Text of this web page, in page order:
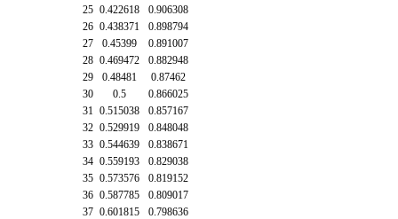
25 0.422618
0.906308
26 0.438371
0.898794
27
0.45399
0.891007
28 0.469472
0.882948
29
0.48481
0.87462
30
0.5
0.866025
31 0.515038
0.857167
32 0.529919
0.848048
33 0.544639
0.838671
34 0.559193
0.829038
35 0.573576
0.819152
36 0.587785
0.809017
37 0.601815 0.798636